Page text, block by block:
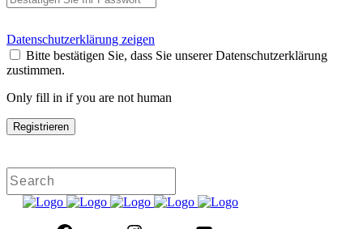
Datenschutzerklärung zeigen
Bitte bestätigen Sie, dass Sie unserer Datenschutzerklärung
zustimmen.
Only fill in if you are not human